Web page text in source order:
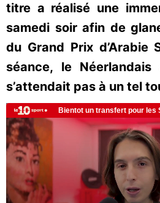
titre a réalisé une
samedi soir afin de
du Grand Prix d’Arabie
séance, le
s’attendait pas à un tel